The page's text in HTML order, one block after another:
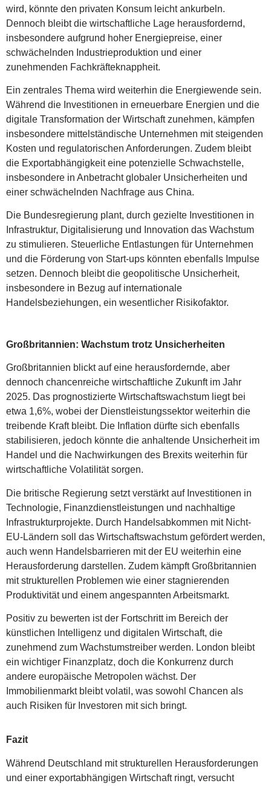
wird, könnte den privaten Konsum leicht ankurbeln.
Dennoch bleibt die wirtschaftliche Lage herausfordernd,
insbesondere aufgrund hoher Energiepreise, einer
schwächelnden Industrieproduktion und einer
zunehmenden Fachkräfteknappheit.
Ein zentrales Thema wird weiterhin die Energiewende sein.
Während die Investitionen in erneuerbare Energien und die
digitale Transformation der Wirtschaft zunehmen, kämpfen
insbesondere mittelständische Unternehmen mit steigenden
Kosten und regulatorischen Anforderungen. Zudem bleibt
die Exportabhängigkeit eine potenzielle Schwachstelle,
insbesondere in Anbetracht globaler Unsicherheiten und
einer schwächelnden Nachfrage aus China.
Die Bundesregierung plant, durch gezielte Investitionen in
Infrastruktur, Digitalisierung und Innovation das Wachstum
zu stimulieren. Steuerliche Entlastungen für Unternehmen
und die Förderung von Start-ups könnten ebenfalls Impulse
setzen. Dennoch bleibt die geopolitische Unsicherheit,
insbesondere in Bezug auf internationale
Handelsbeziehungen, ein wesentlicher Risikofaktor.
Großbritannien: Wachstum trotz Unsicherheiten
Großbritannien blickt auf eine herausfordernde, aber
dennoch chancenreiche wirtschaftliche Zukunft im Jahr
2025. Das prognostizierte Wirtschaftswachstum liegt bei
etwa 1,6%, wobei der Dienstleistungssektor weiterhin die
treibende Kraft bleibt. Die Inflation dürfte sich ebenfalls
stabilisieren, jedoch könnte die anhaltende Unsicherheit im
Handel und die Nachwirkungen des Brexits weiterhin für
wirtschaftliche Volatilität sorgen.
Die britische Regierung setzt verstärkt auf Investitionen in
Technologie, Finanzdienstleistungen und nachhaltige
Infrastrukturprojekte. Durch Handelsabkommen mit Nicht-
EU-Ländern soll das Wirtschaftswachstum gefördert werden,
auch wenn Handelsbarrieren mit der EU weiterhin eine
Herausforderung darstellen. Zudem kämpft Großbritannien
mit strukturellen Problemen wie einer stagnierenden
Produktivität und einem angespannten Arbeitsmarkt.
Positiv zu bewerten ist der Fortschritt im Bereich der
künstlichen Intelligenz und digitalen Wirtschaft, die
zunehmend zum Wachstumstreiber werden. London bleibt
ein wichtiger Finanzplatz, doch die Konkurrenz durch
andere europäische Metropolen wächst. Der
Immobilienmarkt bleibt volatil, was sowohl Chancen als
auch Risiken für Investoren mit sich bringt.
Fazit
Während Deutschland mit strukturellen Herausforderungen
und einer exportabhängigen Wirtschaft ringt, versucht